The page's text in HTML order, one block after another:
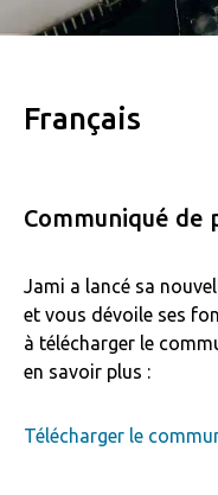
Français
Communiqué de
Jami a lancé sa
et vous dévoile ses
à télécharger le
en savoir plus :
Télécharger le